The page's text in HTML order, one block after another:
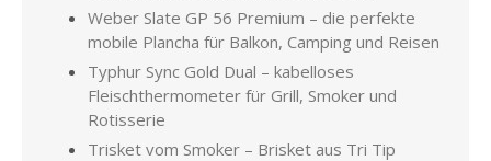
Weber Slate GP 56 Premium – die perfekte
mobile Plancha für Balkon, Camping und Reisen
Typhur Sync Gold Dual – kabelloses
Fleischthermometer für Grill, Smoker und
Rotisserie
Trisket vom Smoker – Brisket aus Tri Tip